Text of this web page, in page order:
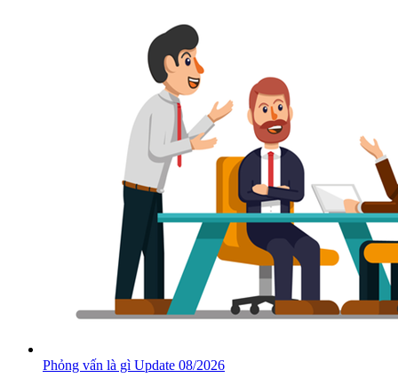
Phỏng vấn là gì Update 08/2026